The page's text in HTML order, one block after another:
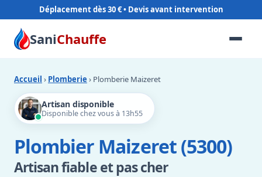
Déplacement dès 30 €
SaniChauffe
Accueil › Plomberie › Plomberie Maizeret
Artisan disponible
Disponible chez vous à 13h55
Plombier Maizeret (5300)
Artisan fiable et pas cher